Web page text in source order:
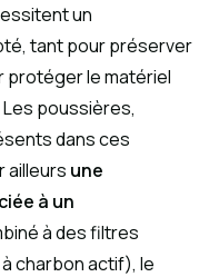
un
tant pour préserver
protéger le matériel
poussières,
dans ces
ailleurs une
à un
à des filtres
charbon actif), le